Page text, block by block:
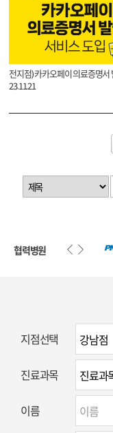
23.11.21
협력병원
지점선택
진료과목
이름